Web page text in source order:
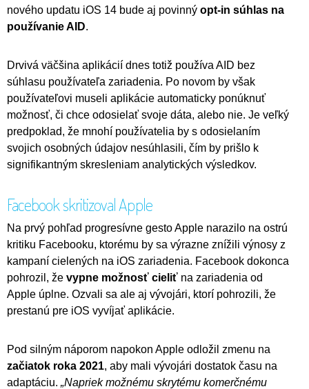
nového updatu iOS 14 bude aj povinný opt-in súhlas na
používanie AID.
Drvivá väčšina aplikácií dnes totiž používa AID bez
súhlasu používateľa zariadenia. Po novom by však
používateľovi museli aplikácie automaticky ponúknuť
možnosť, či chce odosielať svoje dáta, alebo nie. Je veľký
predpoklad, že mnohí používatelia by s odosielaním
svojich osobných údajov nesúhlasili, čím by prišlo k
signifikantným skresleniam analytických výsledkov.
Facebook skritizoval Apple
Na prvý pohľad progresívne gesto Apple narazilo na ostrú
kritiku Facebooku, ktorému by sa výrazne znížili výnosy z
kampaní cielených na iOS zariadenia. Facebook dokonca
pohrozil, že vypne možnosť cieliť na zariadenia od
Apple úplne. Ozvali sa ale aj vývojári, ktorí pohrozili, že
prestanú pre iOS vyvíjať aplikácie.
Pod silným náporom napokon Apple odložil zmenu na
začiatok roka 2021, aby mali vývojári dostatok času na
adaptáciu. „Napriek možnému skrytému komerčnému